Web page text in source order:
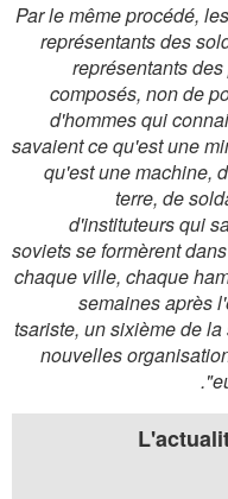
Par le même procédé,
représentants des
représentants
composés, non de
d'hommes qui
savaient ce qu'est une
qu'est une machine,
terre, de
d'instituteurs qui
soviets se formèrent
chaque ville, chaque
semaines après
tsariste, un sixième de
nouvelles